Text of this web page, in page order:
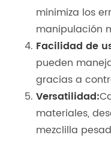
minimiza los
manipulación
Facilidad de
pueden
gracias a
Versatilidad:
materiales,
mezclilla